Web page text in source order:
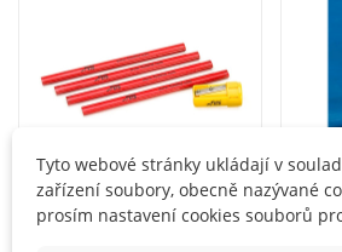
Tyto webové stránky ukládají v
zařízení soubory, obecně nazývané
prosím nastavení cookies souborů